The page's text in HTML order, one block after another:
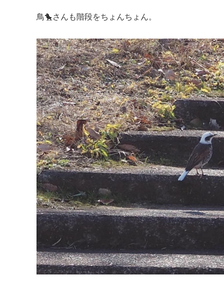
鳥🐤さんも階段をちょんちょん。